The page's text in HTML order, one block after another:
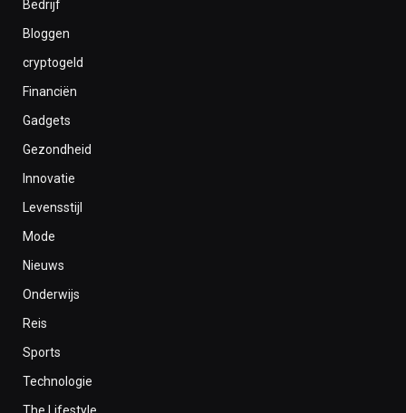
Bedrijf
Bloggen
cryptogeld
Financiën
Gadgets
Gezondheid
Innovatie
Levensstijl
Mode
Nieuws
Onderwijs
Reis
Sports
Technologie